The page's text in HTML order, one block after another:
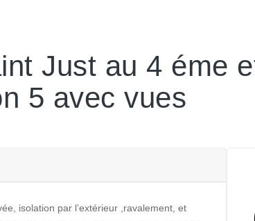
Just au 4 éme
5 avec vues
isolation par l’extérieur ,ravalement, et